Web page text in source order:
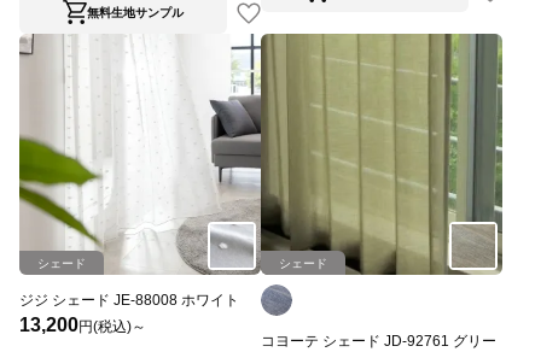
無料生地サンプル
シェード
ジジ シェード JE-88008 ホワイト
13,200円(税込)～
シェード
コヨーテ シェード JD-92761 グリー